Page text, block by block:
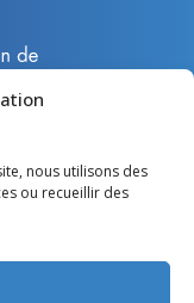
nous utilisons des
ou recueillir des
la Gironde
en contact